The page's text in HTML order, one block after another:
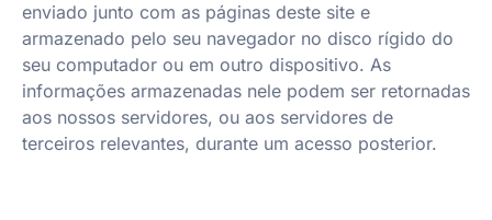
enviado junto com as páginas deste site e
armazenado pelo seu navegador no disco rígido do
seu computador ou em outro dispositivo. As
informações armazenadas nele podem ser retornadas
aos nossos servidores, ou aos servidores de
terceiros relevantes, durante um acesso posterior.